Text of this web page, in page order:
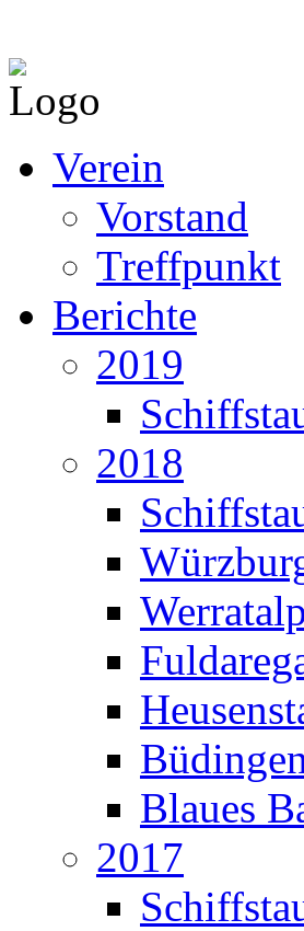
Verein
Vorstand
Treffpunkt
Berichte
2019
2018
Blaues
2017